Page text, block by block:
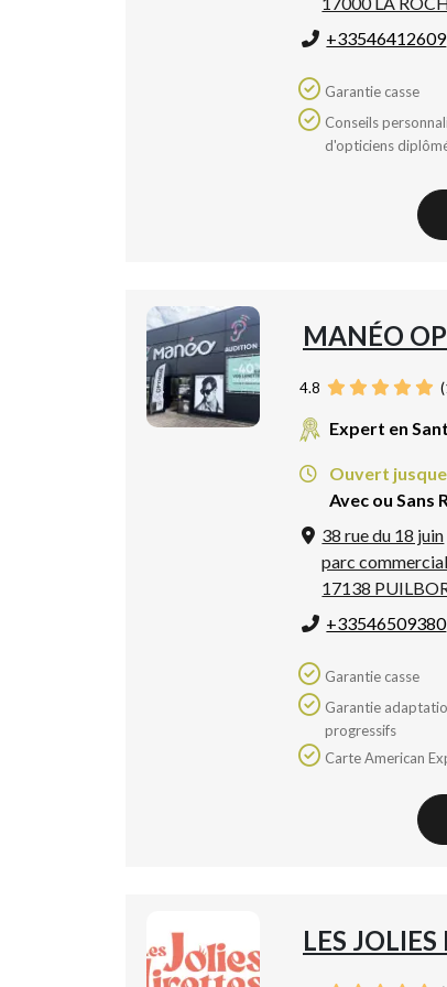
+33546412609
Garantie casse
d'opticiens
MANÉO
4.8 (
Expert en
Ouvert
Avec ou Sans
38 rue du 18 juin
parc
17138
+33546509380
Garantie casse
progressifs
Carte American
LES